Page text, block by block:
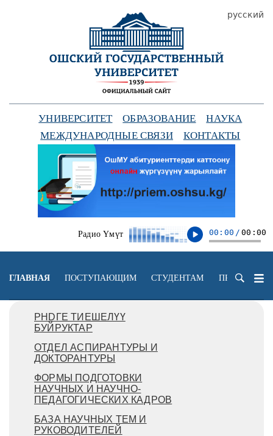
УНИВЕРСИТЕТ ОБРАЗОВАНИЕ
НАУКА
МЕЖДУНАРОДНЫЕ СВЯЗИ
КОНТАКТЫ
Радио Үмүт 00:00 / 00:00
русский
ГЛАВНАЯ ПОСТУПАЮЩИМ СТУДЕНТАМ
PHDГЕ ТИЕШЕЛҮҮ
БУЙРУКТАР
ОТДЕЛ АСПИРАНТУРЫ И
ДОКТОРАНТУРЫ
ФОРМЫ ПОДГОТОВКИ
НАУЧНЫХ И НАУЧНО-
ПЕДАГОГИЧЕСКИХ КАДРОВ
БАЗА НАУЧНЫХ ТЕМ И
РУКОВОДИТЕЛЕЙ